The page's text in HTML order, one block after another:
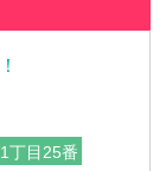
丁目25番